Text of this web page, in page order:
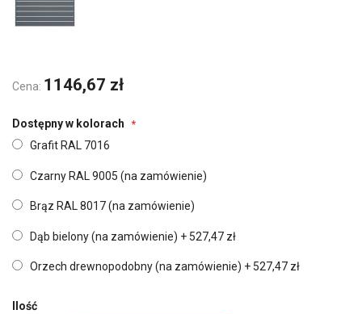
Cena: 1146,67 zł
Dostępny w kolorach
Grafit RAL 7016
Czarny RAL 9005 (na zamówienie)
Brąz RAL 8017 (na zamówienie)
Dąb bielony (na zamówienie) + 527,47 zł
Orzech drewnopodobny (na zamówienie) + 527,47 zł
Ilość